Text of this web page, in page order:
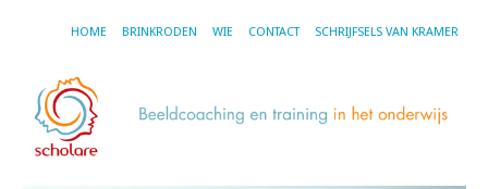
HOME BRINKRODEN WIE CONTACT SCHRIJFSELS VAN KRAMER